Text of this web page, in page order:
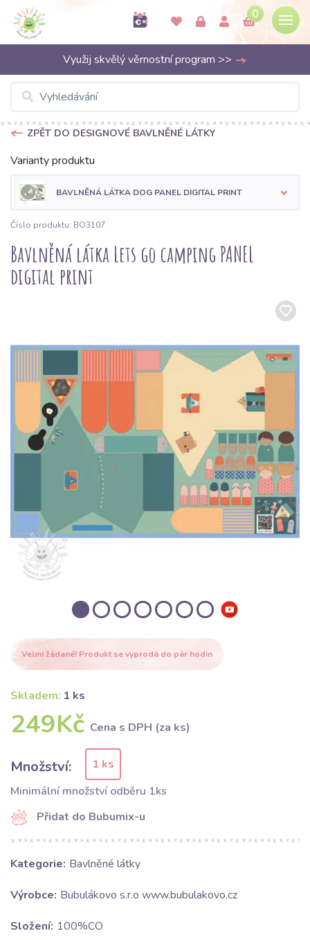
0
Využij skvělý věrnostní program >>
ZPĚT DO DESIGNOVÉ BAVLNĚNÉ LÁTKY
Varianty produktu
BAVLNĚNÁ LÁTKA DOG PANEL DIGITAL PRINT
Číslo produktu: BO3107
Bavlněná látka Lets go camping PANEL
digital print
Velmi žádané! Produkt se vyprodá do pár hodin
Skladem: 1 ks
249Kč Cena s DPH (za ks)
Množství:
1 ks
Minimální množství odběru 1ks
Přidat do Bubumix-u
Kategorie: Bavlněné látky
Výrobce: Bubulákovo s.r.o www.bubulakovo.cz
Složení: 100%CO